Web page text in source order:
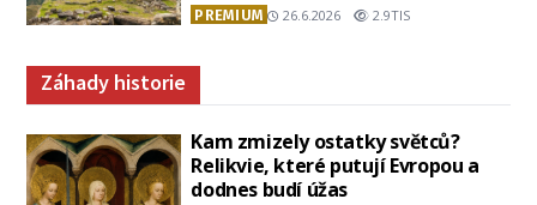
PREMIUM 26.6.2026 2.9TIS
Záhady historie
Kam zmizely ostatky světců?
Relikvie, které putují Evropou a
dodnes budí úžas